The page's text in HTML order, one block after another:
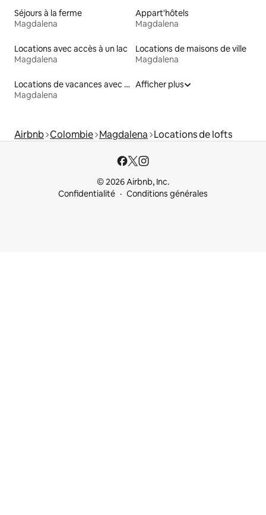
Séjours à la ferme
Magdalena
Appart'hôtels
Magdalena
Locations avec accès à un lac
Magdalena
Locations de maisons de ville
Magdalena
Locations de vacances avec piscine
Magdalena
Afficher plus
Airbnb Colombie Magdalena Locations de lofts
© 2026 Airbnb, Inc.
Confidentialité
Conditions générales